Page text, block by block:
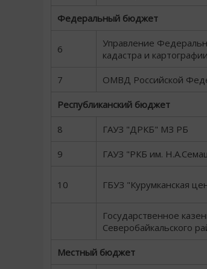
Федеральный бюджет
6
Управление
кадастра и
7 ОМВД Российской
Республиканский бюджет
8 ГАУЗ "ДРКБ" МЗ РБ
9 ГАУЗ "РКБ им.
10 ГБУЗ "Курумканская
Государственное
Северобайкальского
Местный бюджет